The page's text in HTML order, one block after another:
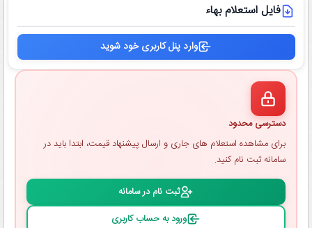
فایل استعلام بهاء
وارد پنل کاربری خود شوید
دسترسی محدود
برای مشاهده استعلام ‌های جاری و ارسال پیشنهاد قیمت، ابتدا باید در
سامانه ثبت ‌نام کنید.
ثبت ‌نام در سامانه
ورود به حساب کاربری